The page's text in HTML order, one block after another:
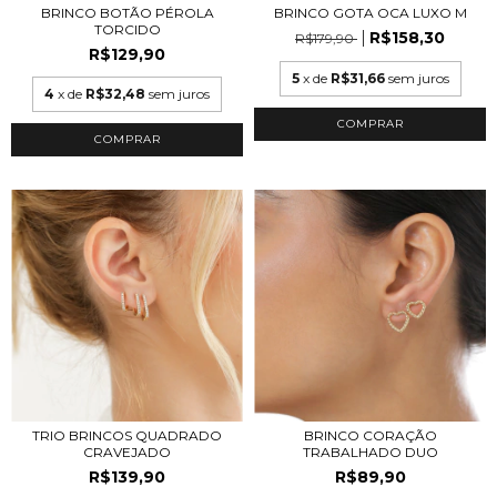
BRINCO BOTÃO PÉROLA
TORCIDO
R$129,90
4 x de R$32,48 sem juros
COMPRAR
BRINCO GOTA OCA LUXO M
R$179,90
R$158,30
5 x de R$31,66 sem juros
COMPRAR
TRIO BRINCOS QUADRADO
CRAVEJADO
R$139,90
BRINCO CORAÇÃO
TRABALHADO DUO
R$89,90